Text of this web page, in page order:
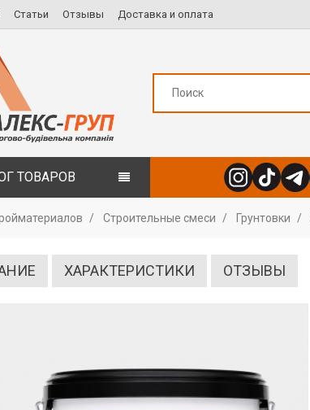
Статьи Отзывы Доставка и оплата
ТОВАРОВ
Строительные смеси Грунтовки
ХАРАКТЕРИСТИКИ ОТЗЫВЫ